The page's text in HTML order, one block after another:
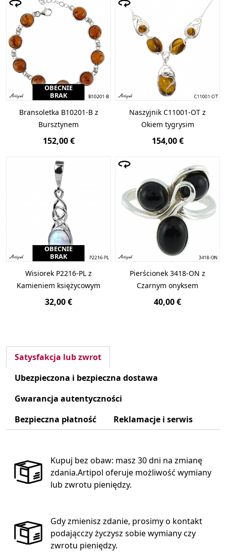
OBECNIE
BRAK
Bransoletka B10201-B z
Bursztynem
152,00 €
Naszyjnik C11001-OT z
Okiem tygrysim
154,00 €
OBECNIE
BRAK
Wisiorek P2216-PL z
Kamieniem księżycowym
32,00 €
Pierścionek 3418-ON z
Czarnym onyksem
40,00 €
Satysfakcja lub zwrot
Ubezpieczona i bezpieczna dostawa
Gwarancja autentyczności
Bezpieczna płatność
Reklamacje i serwis
Kupuj bez obaw: masz 30 dni na zmianę
zdania.Artipol oferuje możliwość wymiany
lub zwrotu pieniędzy.
Gdy zmienisz zdanie, prosimy o kontakt
podającczy życzysz sobie wymiany czy
zwrotu pieniędzy.